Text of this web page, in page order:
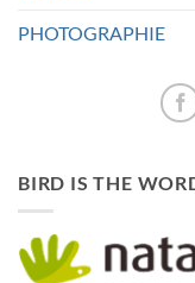
PHOTOGRAPHIE
BIRD IS THE